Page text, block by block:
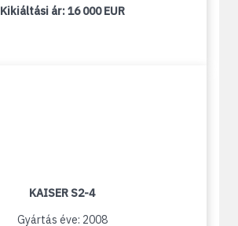
Kikiáltási ár:16 000 EUR
KAISER S2-4
Gyártás éve: 2008